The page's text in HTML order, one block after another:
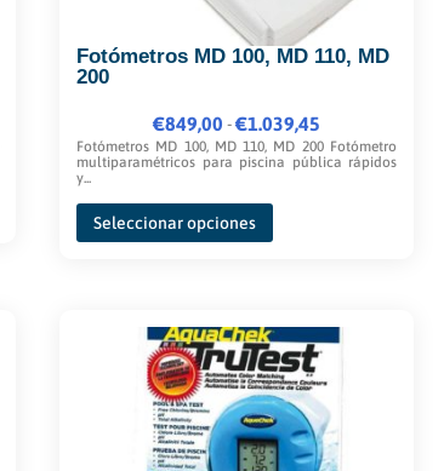
Fotómetros MD 100, MD 110, MD
200
€849,00 -€1.039,45
Rango
de
desde
€849,00
Fotómetros MD 100, MD 110, MD 200 Fotómetro
multiparamétricos para piscina pública rápidos
y...
Seleccionar opciones
Este
variantes.
Las
opciones
se
pueden